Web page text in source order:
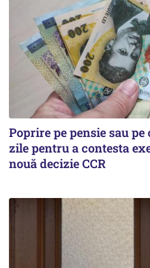
Poprire pe pensie sau pe
zile pentru a contesta
nouă decizie CCR